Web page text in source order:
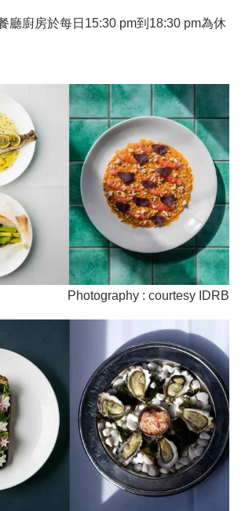
廳廚房於每日15:30 pm到18:30 pm為休
Photography : courtesy IDRB